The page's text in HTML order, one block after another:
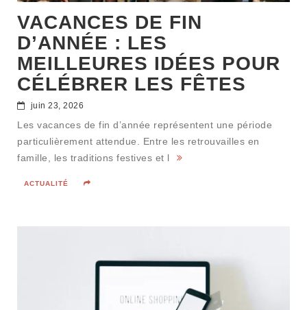
VACANCES DE FIN
D’ANNÉE : LES
MEILLEURES IDÉES POUR
CÉLÉBRER LES FÊTES
juin 23, 2026
Les vacances de fin d’année représentent une période
particulièrement attendue. Entre les retrouvailles en
famille, les traditions festives et l
ACTUALITÉ